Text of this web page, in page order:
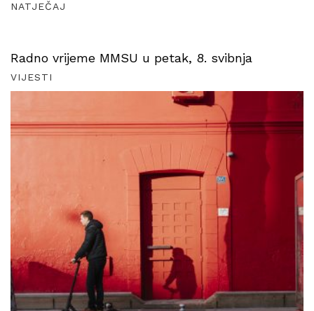
NATJEČAJ
Radno vrijeme MMSU u petak, 8. svibnja
VIJESTI